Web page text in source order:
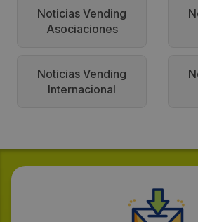
Noticias Vending
Asociaciones
Noticias Vending
Internacional